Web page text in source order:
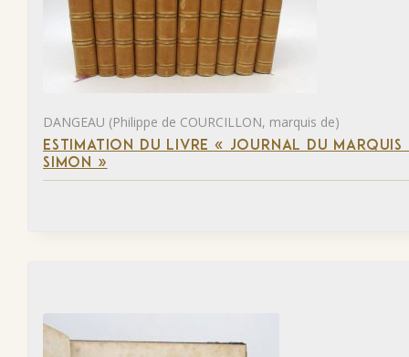
DANGEAU (Philippe de COURCILLON, marquis de)
ESTIMATION DU LIVRE « JOURNAL DU
SIMON »